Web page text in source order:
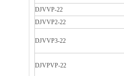
DJVVP-22
DJVVP2-22
DJVVP3-22
DJVPVP-22